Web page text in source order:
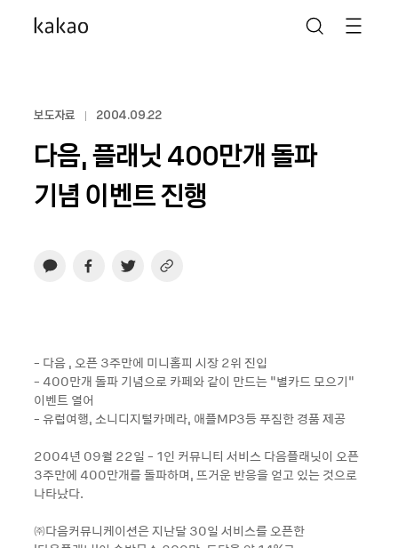
보도자료 2004.09.22
다음, 플래닛 400만개 돌파
기념 이벤트 진행
- 다음 , 오픈 3주만에 미니홈피 시장 2위 진입
- 400만개 돌파 기념으로 카페와 같이 만드는 “별카드 모으기“
이벤트 열어
- 유럽여행, 소니디지털카메라, 애플MP3등 푸짐한 경품 제공
2004년 09월 22일 - 1인 커뮤니티 서비스 다음플래닛이 오픈
3주만에 400만개를 돌파하며, 뜨거운 반응을 얻고 있는 것으로
나타났다.
㈜다음커뮤니케이션은 지난달 30일 서비스를 오픈한